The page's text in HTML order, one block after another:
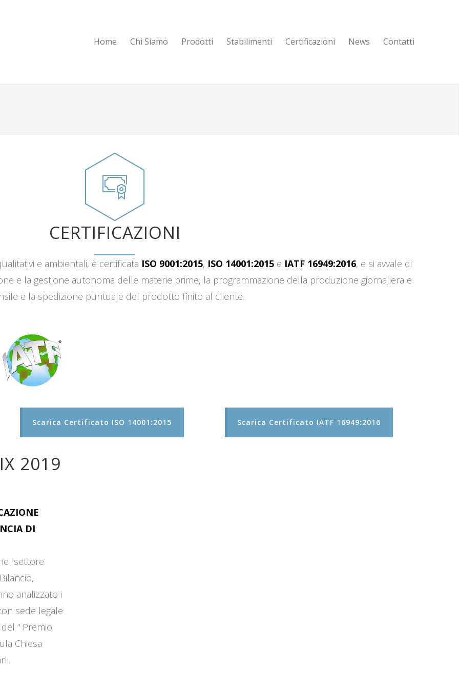
Home Chi Siamo Prodotti Stabilimenti Certificazioni News Contatti
CERTIFICAZIONI
e ambientali, è certificata ISO 9001:2015, ISO 14001:2015 e IATF 16949:2016, e si avvale di
e la gestione autonoma delle materie prime, la programmazione della produzione giornaliera e
e la spedizione puntuale del prodotto finito al cliente.
Scarica Certificato ISO 14001:2015 Scarica Certificato IATF 16949:2016
2019
DI
settore
analizzato i
sede legale
“ Premio
Chiesa